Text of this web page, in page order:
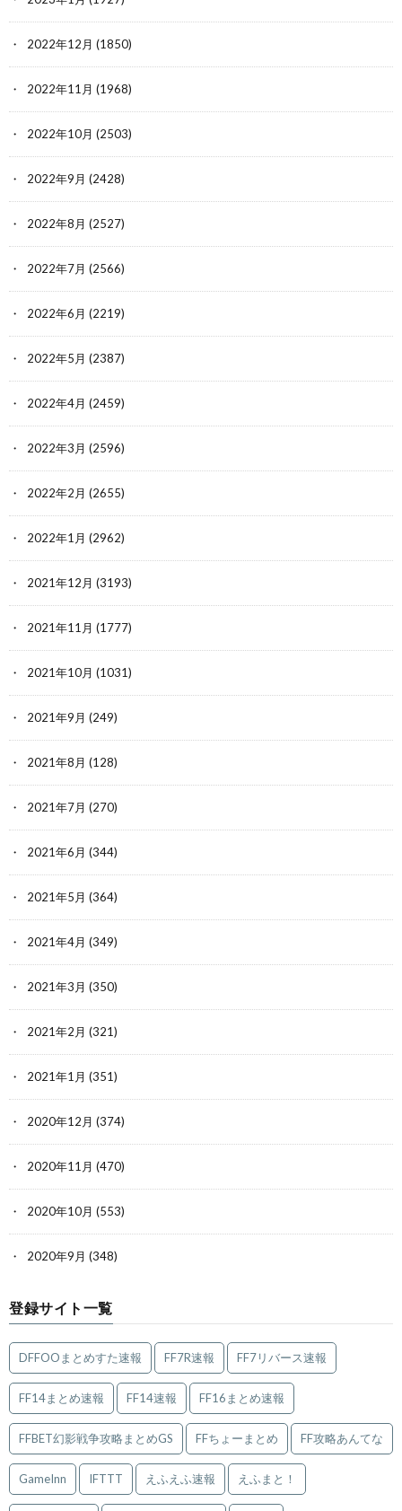
2022年12月 (1850)
2022年11月 (1968)
2022年10月 (2503)
2022年9月 (2428)
2022年8月 (2527)
2022年7月 (2566)
2022年6月 (2219)
2022年5月 (2387)
2022年4月 (2459)
2022年3月 (2596)
2022年2月 (2655)
2022年1月 (2962)
2021年12月 (3193)
2021年11月 (1777)
2021年10月 (1031)
2021年9月 (249)
2021年8月 (128)
2021年7月 (270)
2021年6月 (344)
2021年5月 (364)
2021年4月 (349)
2021年3月 (350)
2021年2月 (321)
2021年1月 (351)
2020年12月 (374)
2020年11月 (470)
2020年10月 (553)
2020年9月 (348)
登録サイト一覧
DFFOOまとめすた速報 FF7R速報 FF7リバース速報
FF14まとめ速報 FF14速報 FF16まとめ速報
FFBET幻影戦争攻略まとめGS FFちょーまとめ FF攻略あんてな
GameInn IFTTT えふえふ速報 えふまと！